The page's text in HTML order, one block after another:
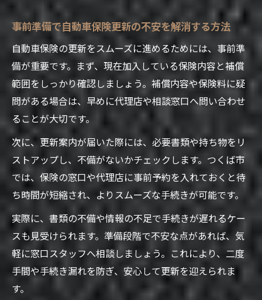
事前準備で自動車保険更新の不安を解消する方法
自動車保険の更新をスムーズに進めるためには、事前準
備が重要です。まず、現在加入している保険内容と補償
範囲をしっかり確認しましょう。補償内容や保険料に疑
問がある場合は、早めに代理店や相談窓口へ問い合わせ
ることが大切です。
次に、更新案内が届いた際には、必要書類や持ち物をリ
ストアップし、不備がないかチェックします。つくば市
では、保険の窓口や代理店に事前予約を入れておくと待
ち時間が短縮され、よりスムーズな手続きが可能です。
実際に、書類の不備や情報の不足で手続きが遅れるケー
スも見受けられます。準備段階で不安な点があれば、気
軽に窓口スタッフへ相談しましょう。これにより、二度
手間や手続き漏れを防ぎ、安心して更新を迎えられま
す。